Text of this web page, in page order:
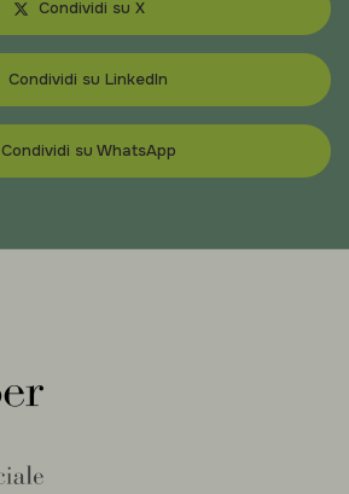
Condividi su X
Condividi su LinkedIn
Condividi su WhatsApp